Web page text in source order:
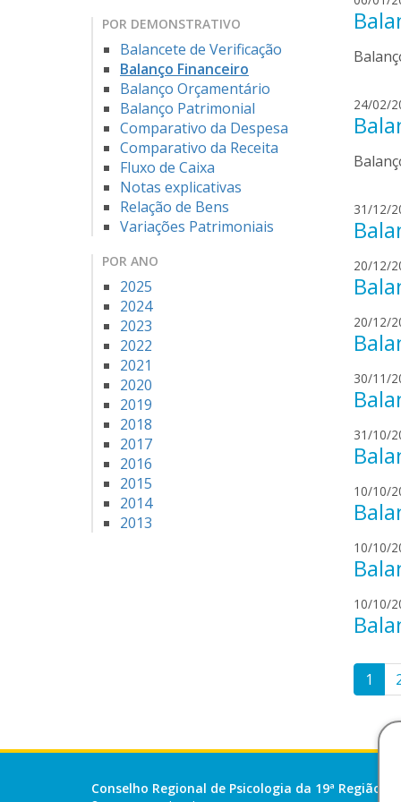
POR DEMONSTRATIVO
Balancete de Verificação
Balanço Financeiro
Balanço Orçamentário
Balanço Patrimonial
Comparativo da Despesa
Comparativo da Receita
Fluxo de Caixa
Notas explicativas
Relação de Bens
Variações Patrimoniais
POR ANO
2025
2024
2023
2022
2021
2020
2019
2018
2017
2016
2015
2014
2013
24/02/
31/12/
20/12/
20/12/
30/11/
31/10/
10/10/
10/10/
10/10/
de
1
Conselho Regional de Psicologia da 19ª Região (SE)